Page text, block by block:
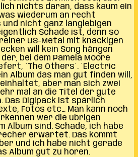
nichts daran, dass kaum ein
wiederum an recht
nicht ganz langlebigen
Schade ist, denn so
US-Metal mit knackigen
will kein Song hängen
bei dem Pamela Moore
`The Others`. `Electric
Album das man gut finden will,
aber man sich zwei
mal an die Titel der gute
Das Digipack ist spärlich
Fotos etc… Man kann noch
wer die übrigen
Album sind. Schade, ich habe
erwartet. Das kommt
und ich habe nicht gerade
Album gut zu hören.